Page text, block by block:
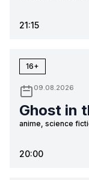
21:15
16+
09.08.2026
Ghost in
anime, science
20:00